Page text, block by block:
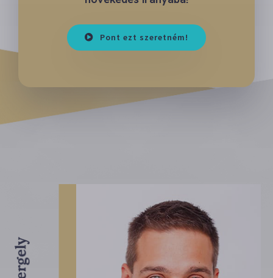
Pont ezt szeretném!